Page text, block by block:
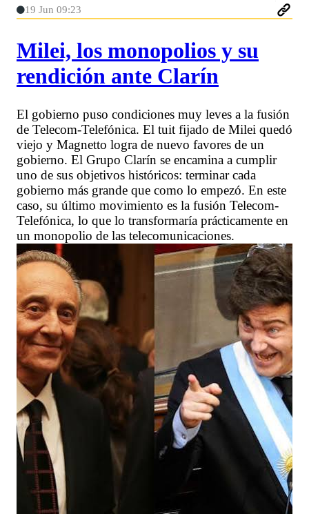
19 Jun 09:23
Milei, los monopolios y su
rendición ante Clarín
El gobierno puso condiciones muy leves a la fusión
de Telecom-Telefónica. El tuit fijado de Milei quedó
viejo y Magnetto logra de nuevo favores de un
gobierno. El Grupo Clarín se encamina a cumplir
uno de sus objetivos históricos: terminar cada
gobierno más grande que como lo empezó. En este
caso, su último movimiento es la fusión Telecom-
Telefónica, lo que lo transformaría prácticamente en
un monopolio de las telecomunicaciones.